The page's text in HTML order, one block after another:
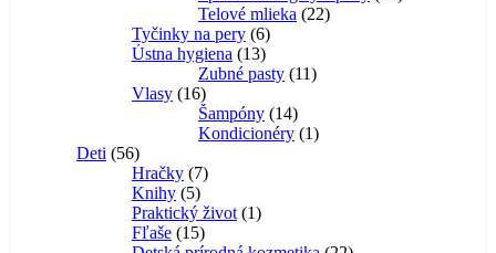
Telové mlieka 2222
Tyčinky na pery 66
produktov
Ústna hygiena 1313
produktov
Zubné pasty 1111
Vlasy 1616
produktov
Šampóny 1414
produktov
Kondicionéry 11
Deti 5656
produktov
Hračky 77
Knihy 55
produktov
Praktický život 11
Fľaše 1515